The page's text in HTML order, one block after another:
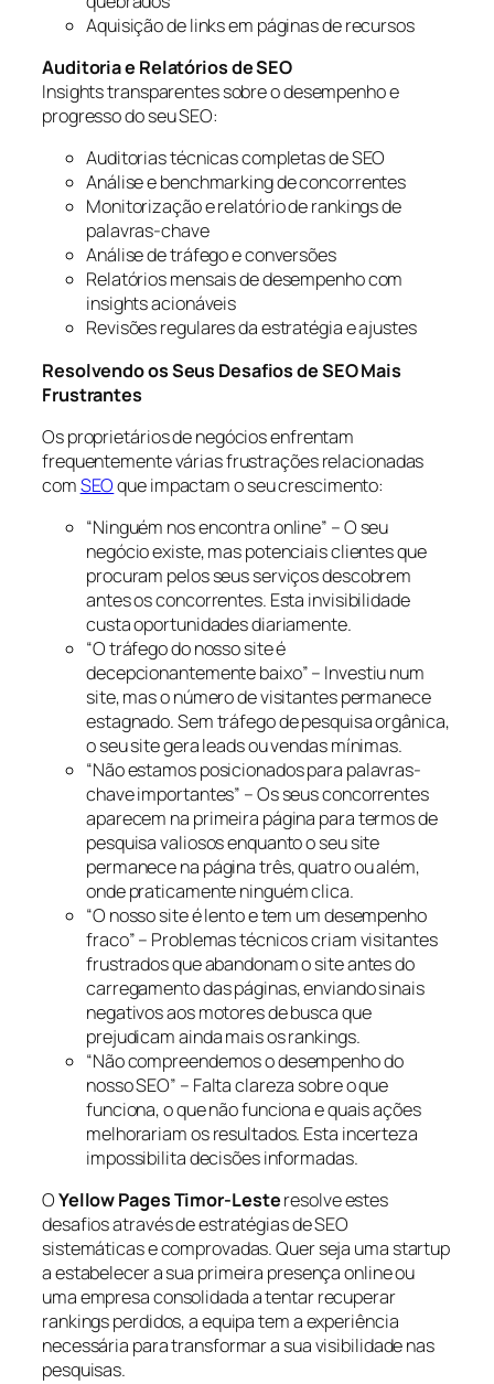
Aquisição de links em páginas de recursos
Auditoria e Relatórios de SEO
Insights transparentes sobre o desempenho e
progresso do seu SEO:
Auditorias técnicas completas de SEO
Análise e benchmarking de concorrentes
Monitorização e relatório de rankings de
palavras-chave
Análise de tráfego e conversões
Relatórios mensais de desempenho com
insights acionáveis
Revisões regulares da estratégia e ajustes
Resolvendo os Seus Desafios de SEO Mais
Frustrantes
Os proprietários de negócios enfrentam
frequentemente várias frustrações relacionadas
comSEOque impactam o seu crescimento:
“Ninguém nos encontra online” – O seu
negócio existe, mas potenciais clientes que
procuram pelos seus serviços descobrem
antes os concorrentes. Esta invisibilidade
custa oportunidades diariamente.
“O tráfego do nosso site é
decepcionantemente baixo” – Investiu num
site, mas o número de visitantes permanece
estagnado. Sem tráfego de pesquisa orgânica,
o seu site gera leads ou vendas mínimas.
“Não estamos posicionados para palavras-
chave importantes” – Os seus concorrentes
aparecem na primeira página para termos de
pesquisa valiosos enquanto o seu site
permanece na página três, quatro ou além,
onde praticamente ninguém clica.
“O nosso site é lento e tem um desempenho
fraco” – Problemas técnicos criam visitantes
frustrados que abandonam o site antes do
carregamento das páginas, enviando sinais
negativos aos motores de busca que
prejudicam ainda mais os rankings.
“Não compreendemos o desempenho do
nosso SEO” – Falta clareza sobre o que
funciona, o que não funciona e quais ações
melhorariam os resultados. Esta incerteza
impossibilita decisões informadas.
OYellow Pages Timor-Lesteresolve estes
desafios através de estratégias de SEO
sistemáticas e comprovadas. Quer seja uma startup
a estabelecer a sua primeira presença online ou
uma empresa consolidada a tentar recuperar
rankings perdidos, a equipa tem a experiência
necessária para transformar a sua visibilidade nas
pesquisas.